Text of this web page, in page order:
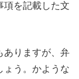
項を記載した文
ありますが、弁
ょう。かような